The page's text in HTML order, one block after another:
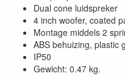
Dual cone luidspreker
4 inch woofer, coated
Montage middels 2
ABS behuizing, plastic
IP50
Gewicht: 0.47 kg.